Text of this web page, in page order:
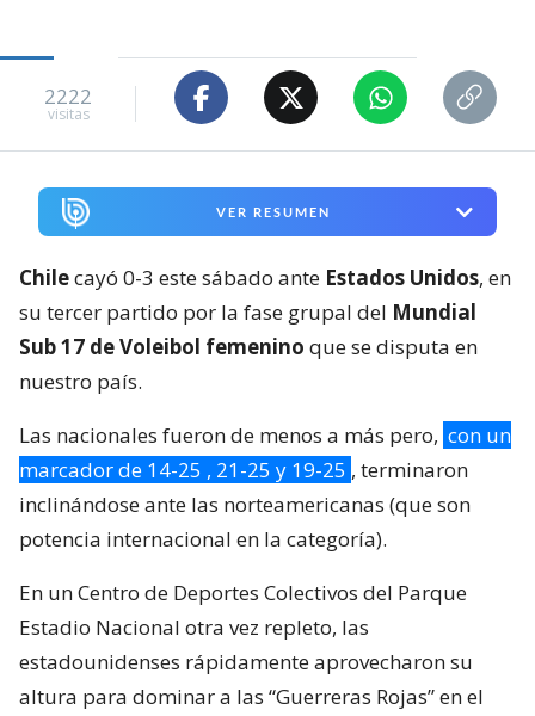
2222
visitas
VER RESUMEN
Chilecayó 0-3 este sábado ante Estados Unidos, en
su tercer partido por la fase grupal del Mundial
Sub 17 de Voleibol femenino que se disputa en
nuestro país.
Las nacionales fueron de menos a más pero, con un
marcador de 14-25 , 21-25 y 19-25 , terminaron
inclinándose ante las norteamericanas (que son
potencia internacional en la categoría).
En un Centro de Deportes Colectivos del Parque
Estadio Nacional otra vez repleto, las
estadounidenses rápidamente aprovecharon su
altura para dominar a las “Guerreras Rojas” en el